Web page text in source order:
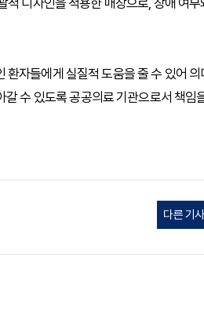
적 디자인을 적용한 매장으로, 장애 여부
환자들에게 실질적 도움을 줄 수 있어 의
수 있도록 공공의료 기관으로서 책임
다른 기